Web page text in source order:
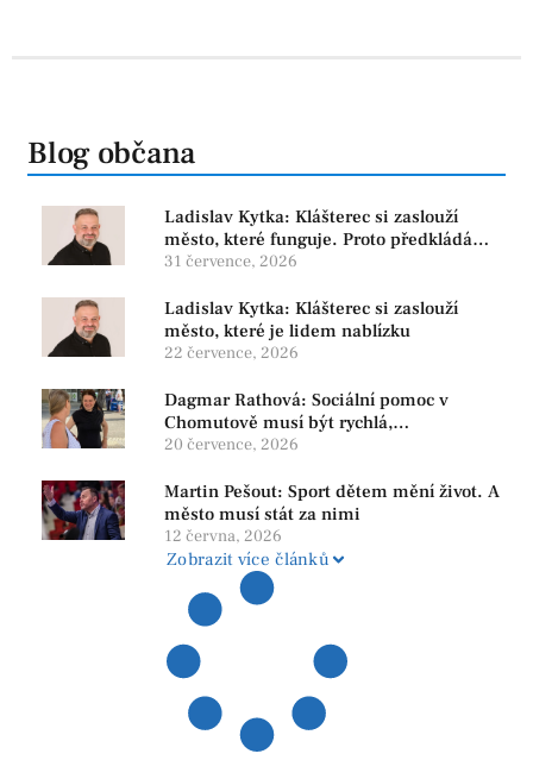
Blog občana
Ladislav Kytka: Klášterec si zaslouží
město, které funguje. Proto předkládáme
program, který řeší skutečné problémy
31 července, 2026
Ladislav Kytka: Klášterec si zaslouží
město, které je lidem nablízku
22 července, 2026
Dagmar Rathová: Sociální pomoc v
Chomutově musí být rychlá,
srozumitelná a férová. Ne udržovat lidi v
20 července, 2026
Martin Pešout: Sport dětem mění život. A
město musí stát za nimi
12 června, 2026
Zobrazit více článků